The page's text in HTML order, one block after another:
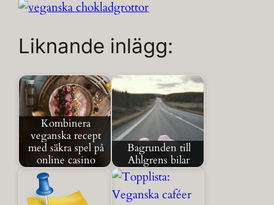
Liknande inlägg:
Kombinera
veganska recept
med säkra spel på
online casino
Bagrunden till
Ahlgrens bilar